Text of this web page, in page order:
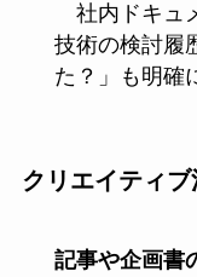
社内ドキュ
技術の検討履
た？」も明確
クリエイティ
記事や企画書